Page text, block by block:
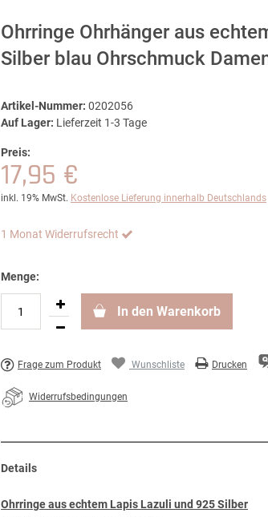
Ohrringe Ohrhänger aus
Silber blau Ohrschmuck
Artikel-Nummer: 0202056
Auf Lager: Lieferzeit 1-3 Tage
Preis:
17,95 €
inkl. 19% MwSt. Kostenlose Lieferung innerhalb Deutschlands
1 Monat Widerrufsrecht
Menge:
In den Warenkorb
Frage zum Produkt Wunschliste Drucken
Widerrufsbedingungen
Details
Ohrringe aus echtem Lapis Lazuli und 925 Silber